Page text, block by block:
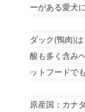
ーがある愛犬
ダック(鴨肉)
酸も多く含み
ットフードで
原産国：カナ